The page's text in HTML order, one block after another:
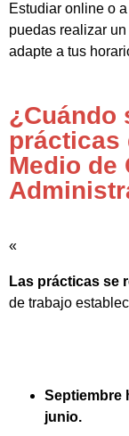
Estudiar online o
puedas realizar
adapte a tus
¿Cuándo
prácticas
Medio de
«
Las prácticas se
de trabajo
Septiembre
junio.